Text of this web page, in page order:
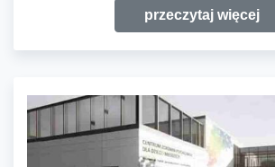
przeczytaj więcej